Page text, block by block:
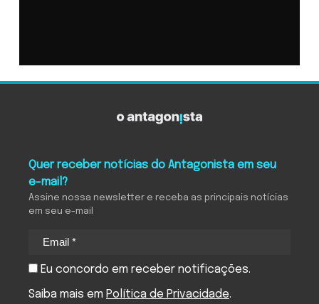
Quer receber notícias do Antagonista em seu
e-mail?
Assine nossa newsletter e receba as principais notícias
em seu e-mail
Eu concordo em receber notificações.
Saiba mais em Política de Privacidade.